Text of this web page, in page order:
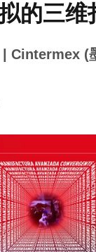
的三维
| Cintermex (